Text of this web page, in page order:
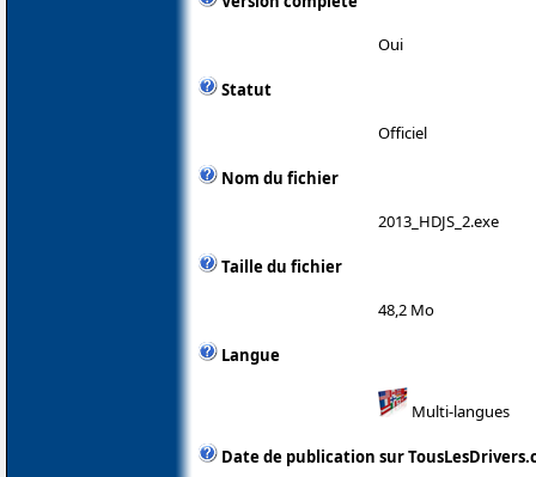
Oui
Statut
Officiel
Nom du fichier
2013_HDJS_2.exe
Taille du fichier
48,2 Mo
Langue
Multi-langues
Date de publication sur